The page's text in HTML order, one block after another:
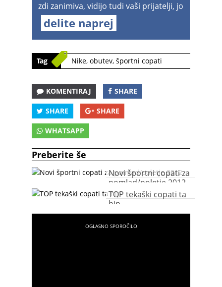
zdi zanimiva, vidijo tudi vaši prijatelji, jo
delite naprej
Tag Nike, obutev, športni copati
KOMENTIRAJ SHARE
SHARE SHARE
WHATSAPP
Preberite še
Novi športni copati za
pomlad/poletje 2012
TOP tekaški copati ta
hip